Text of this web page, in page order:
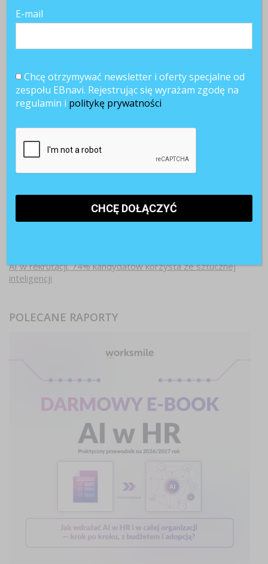
Paraliż decyzyjny w firmach. Dlaczego ostrożność hamuje
rozwój?
AI w rekrutacji. 74% kandydatów korzysta ze sztucznej
inteligencji
POLECANE RAPORTY
E-mail
Chcę otrzymywać newsletter i oferty specjalne od
zespołu EBnavi. Rejestrując się wyrażam zgodę na
regulamin i politykę prywatności